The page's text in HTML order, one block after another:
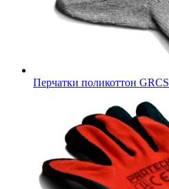
Перчатки поликоттон GRCS